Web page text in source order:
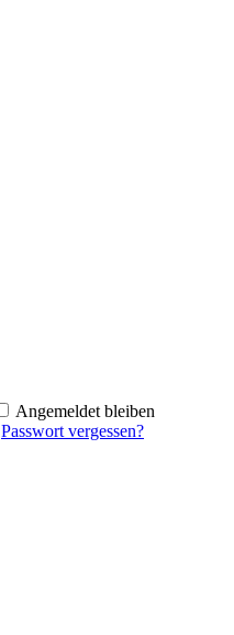
Angemeldet bleiben
Passwort vergessen?